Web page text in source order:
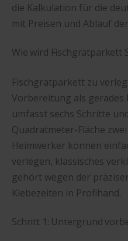
die Kalkulation für die
mit Preisen und Ablauf
Wie wird Fischgrätparkett
Fischgrätparkett zu
Vorbereitung als gerades
umfasst sechs Schritte
Quadratmeter-Fläche
Heimwerker können
verlegen, klassisches
gehört wegen der
Klebezeiten in Profihand.
Schritt 1: Untergrund